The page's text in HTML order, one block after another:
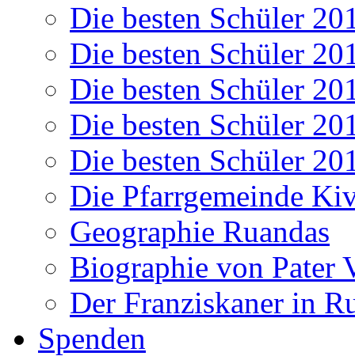
Die besten Schüler
Die besten Schüler
Die besten Schüler
Die besten Schüler
Die besten Schüler
Die Pfarrgemeinde
Geographie Ruandas
Biographie von Pater
Der Franziskaner in
Spenden